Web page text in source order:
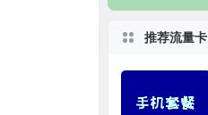
推荐流量卡